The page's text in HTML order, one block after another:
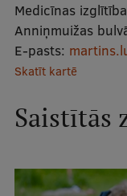
Mobile
galvenā
izvēlne
Studiju
Pamatstudiju
Doktorantūra
Medicīnas
Anniņmuižas
E-pasts:
Skatīt kartē
Saistītās